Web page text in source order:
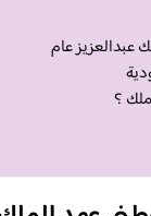
عبدالعزيز عام
؟